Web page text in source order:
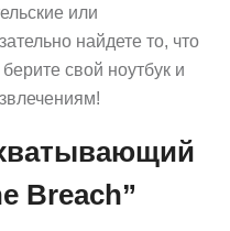
или
найдете то, что
свой ноутбук и
Breach”